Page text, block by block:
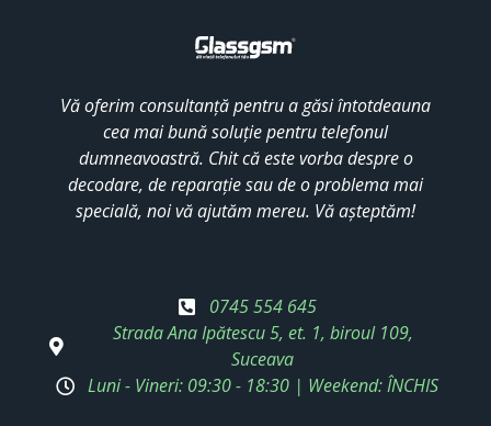
Vă oferim consultanță pentru a găsi întotdeauna
cea mai bună soluție pentru telefonul
dumneavoastră. Chit că este vorba despre o
decodare, de reparație sau de o problema mai
specială, noi vă ajutăm mereu. Vă așteptăm!
0745 554 645
Strada Ana Ipătescu 5, et. 1, biroul 109,
Suceava
Luni - Vineri: 09:30 - 18:30 | Weekend: ÎNCHIS